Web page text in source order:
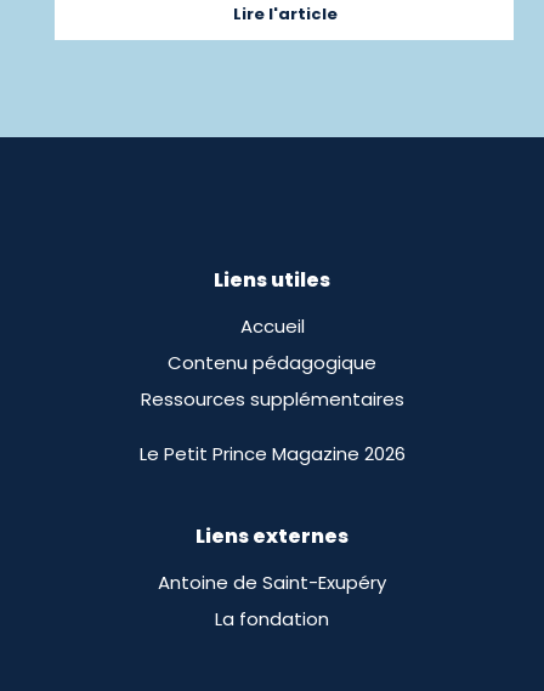
Lire l'article
Liens utiles
Accueil
Contenu pédagogique
Ressources supplémentaires
Le Petit Prince Magazine 2026
Liens externes
Antoine de Saint-Exupéry
La fondation